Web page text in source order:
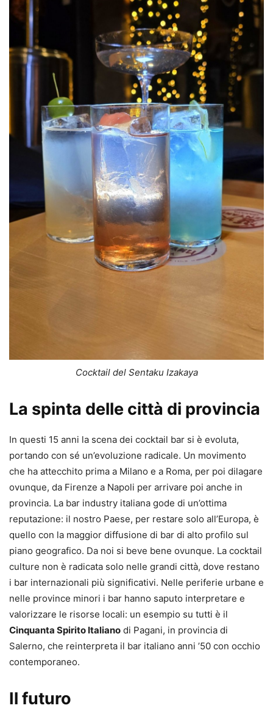
Cocktail del Sentaku Izakaya
La spinta delle città di provincia
In questi 15 anni la scena dei cocktail bar si è evoluta,
portando con sé un’evoluzione radicale. Un movimento
che ha attecchito prima a Milano e a Roma, per poi dilagare
ovunque, da Firenze a Napoli per arrivare poi anche in
provincia. La bar industry italiana gode di un’ottima
reputazione: il nostro Paese, per restare solo all’Europa, è
quello con la maggior diffusione di bar di alto profilo sul
piano geografico. Da noi si beve bene ovunque. La cocktail
culture non è radicata solo nelle grandi città, dove restano
i bar internazionali più significativi. Nelle periferie urbane e
nelle province minori i bar hanno saputo interpretare e
valorizzare le risorse locali: un esempio su tutti è il
Cinquanta Spirito Italiano di Pagani, in provincia di
Salerno, che reinterpreta il bar italiano anni ’50 con occhio
contemporaneo.
Il futuro